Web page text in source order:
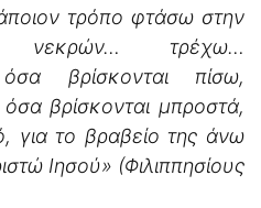
τρόπο φτάσω στην
νεκρών… τρέχω…
βρίσκονται πίσω,
βρίσκονται μπροστά,
για το βραβείο της άνω
Ιησού» (Φιλιππησίους